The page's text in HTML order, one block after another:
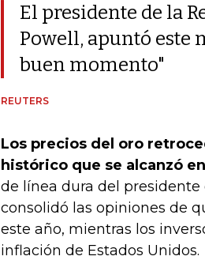
El presidente de la
Powell, apuntó este
buen momento"
REUTERS
Los precios del oro
histórico que se alcanzó
de línea dura del presidente
consolidó las opiniones de
este año, mientras los
inflación de Estados Unidos.